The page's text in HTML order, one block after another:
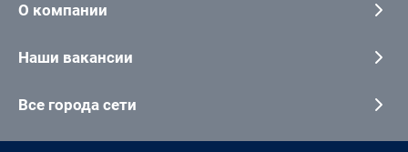
О компании
Наши вакансии
Все города сети